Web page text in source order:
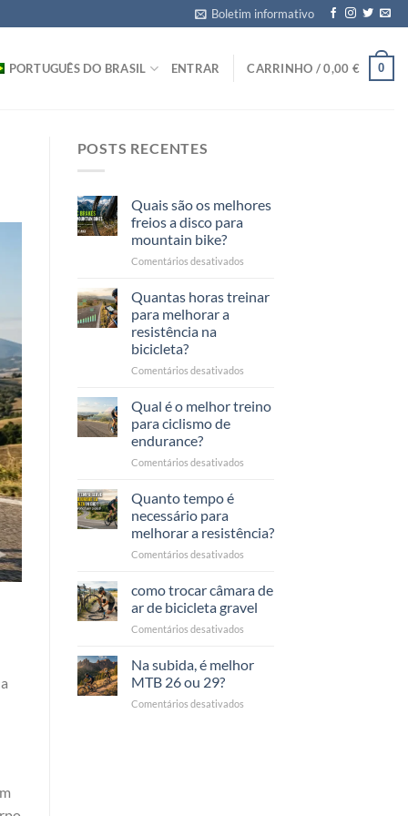
Boletim informativo
PORTUGUÊS DO BRASIL ENTRAR CARRINHO /0,00 € 0
POSTS RECENTES
Quais são os melhores
freios a disco para
mountain bike?
Comentários desativadosem
sono
i
disco
bike?
Quantas horas treinar
para melhorar a
resistência na
bicicleta?
Comentários desativadosem
ore
allenarsi
la
Qual é o melhor treino
para ciclismo de
endurance?
Comentários desativadosem
allenamento
per
endurance?
Quanto tempo é
necessário para
melhorar a resistência?
Comentários desativadosem
tempo
serve
per
migliorare
resistenza?
como trocar câmara de
ar de bicicleta gravel
Comentários desativadosem
camera
bici
Na subida, é melhor
MTB 26 ou 29?
Comentários desativadosem